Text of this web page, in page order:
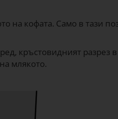
на кофата. Само в тази
кръстовидният разрез в
млякото.